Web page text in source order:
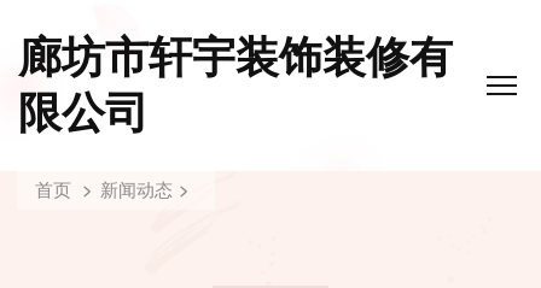
廊坊市轩宇装饰装修有
限公司
首页 新闻动态